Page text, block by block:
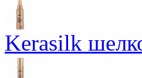
Kerasilk